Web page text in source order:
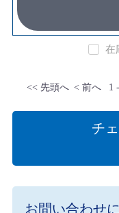
在
<< 先頭へ < 前へ 1
チ
お問い合わせ